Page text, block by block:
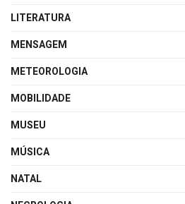
LITERATURA
MENSAGEM
METEOROLOGIA
MOBILIDADE
MUSEU
MÚSICA
NATAL